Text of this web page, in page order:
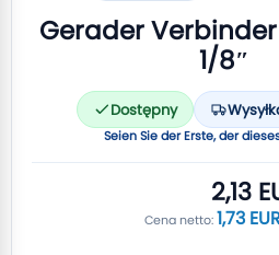
Gerader Verbinder
1/8″
Dostępny
Seien Sie der Erste, der
2,13
1,73